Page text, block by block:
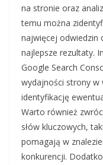
na stronie oraz
temu można
najwięcej odwiedzin
najlepsze rezultaty.
Google Search
wydajności strony w
identyfikację
Warto również
słów kluczowych,
pomagają w
konkurencji.